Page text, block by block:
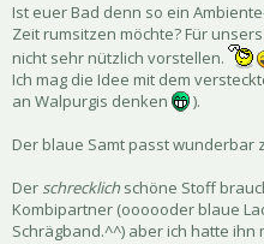
Ist euer Bad denn so ein
Zeit rumsitzen möchte? Für
nicht sehr nützlich vorstellen.
Ich mag die Idee mit dem
an Walpurgis denken
).
Der blaue Samt passt wunderbar
Der schrecklich schöne Stoff
Kombipartner (oooooder blaue
Schrägband.^^) aber ich hatte ihn